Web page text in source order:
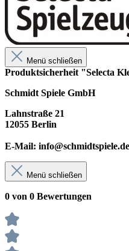
Menü schließen
Produktsicherheit "Selecta
Schmidt Spiele GmbH
Lahnstraße 21
12055 Berlin
E-Mail: info@schmidtspiele.de
Menü schließen
0 von 0 Bewertungen